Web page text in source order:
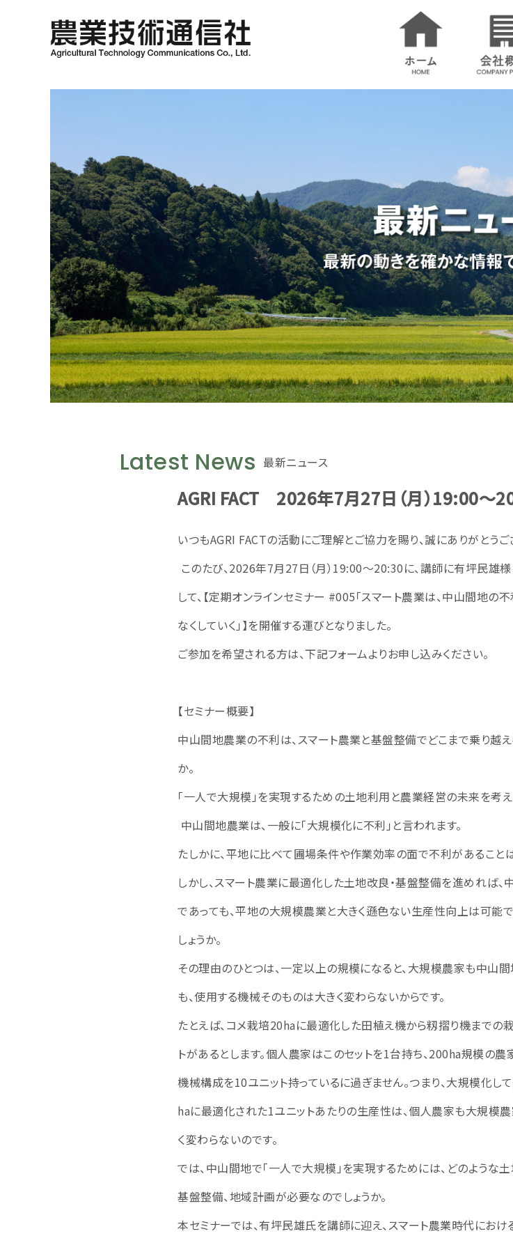
Latest News 最新ニュース
AGRI FACT 2026年7月27日（月）19:00～
いつもAGRI FACTの活動にご理解とご協力を賜り、誠にありがとうご
このたび、2026年7月27日（月）19:00～20:30に、講師に有坪民雄
して、【定期オンラインセミナー #005「スマート農業は、中山間地の
なくしていく」】を開催する運びとなりました。
ご参加を希望される方は、下記フォームよりお申し込みください。
【セミナー概要】
中山間地農業の不利は、スマート農業と基盤整備でどこまで乗り越
か。
「一人で大規模」を実現するための土地利用と農業経営の未来を考え
中山間地農業は、一般に「大規模化に不利」と言われます。
たしかに、平地に比べて圃場条件や作業効率の面で不利があること
しかし、スマート農業に最適化した土地改良・基盤整備を進めれば、
であっても、平地の大規模農業と大きく遜色ない生産性向上は可能
しょうか。
その理由のひとつは、一定以上の規模になると、大規模農家も中山
も、使用する機械そのものは大きく変わらないからです。
たとえば、コメ栽培20haに最適化した田植え機から籾摺り機までの
トがあるとします。個人農家はこのセットを1台持ち、200ha規模の農
機械構成を10ユニット持っているに過ぎません。つまり、大規模化して
haに最適化された1ユニットあたりの生産性は、個人農家も大規模
く変わらないのです。
では、中山間地で「一人で大規模」を実現するためには、どのような土
基盤整備、地域計画が必要なのでしょうか。
本セミナーでは、有坪民雄氏を講師に迎え、スマート農業時代におけ